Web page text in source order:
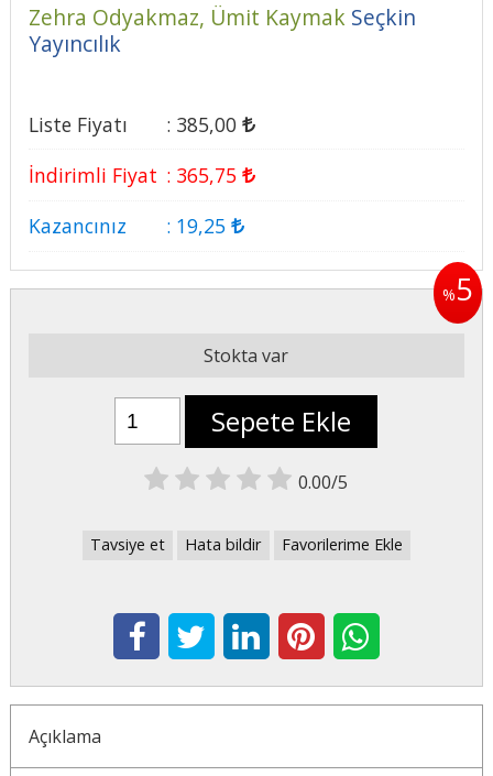
Zehra Odyakmaz, Ümit Kaymak Seçkin
Yayıncılık
Liste Fiyatı : 385,00
İndirimli Fiyat : 365,75
Kazancınız
: 19,25
%5
Stokta var
Sepete Ekle
0.00/5
Tavsiye et Hata bildir Favorilerime Ekle
Açıklama